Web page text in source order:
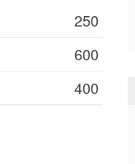
250
600
400